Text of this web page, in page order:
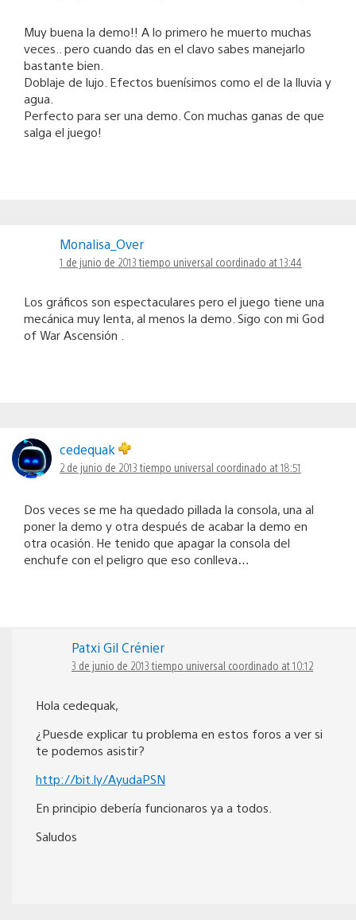
Muy buena la demo!! A lo primero he muerto muchas
veces.. pero cuando das en el clavo sabes manejarlo
bastante bien.
Doblaje de lujo. Efectos buenísimos como el de la lluvia y
agua.
Perfecto para ser una demo. Con muchas ganas de que
salga el juego!
Monalisa_Over
1 de junio de 2013 tiempo universal coordinado at 13:44
Los gráficos son espectaculares pero el juego tiene una
mecánica muy lenta, al menos la demo. Sigo con mi God
of War Ascensión .
cedequak
2 de junio de 2013 tiempo universal coordinado at 18:51
Dos veces se me ha quedado pillada la consola, una al
poner la demo y otra después de acabar la demo en
otra ocasión. He tenido que apagar la consola del
enchufe con el peligro que eso conlleva…
Patxi Gil Crénier
3 de junio de 2013 tiempo universal coordinado at 10:12
Hola cedequak,
¿Puesde explicar tu problema en estos foros a ver si
te podemos asistir?
http://bit.ly/AyudaPSN
En principio debería funcionaros ya a todos.
Saludos